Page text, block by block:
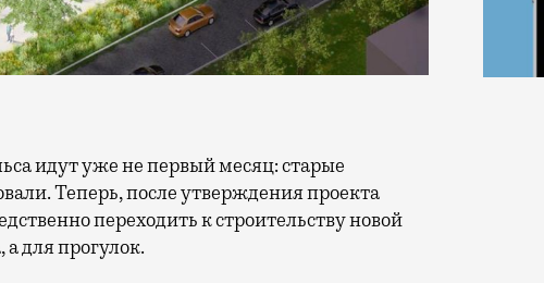
Теперь, после утверждения проекта
переходить к строительству новой
для прогулок.